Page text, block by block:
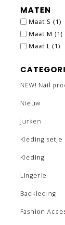
MATEN
Maat S (1)
Maat M (1)
Maat L (1)
NEW! Nail
Nieuw
Jurken
Kleding setje
Kleding
Lingerie
Badkleding
Fashion